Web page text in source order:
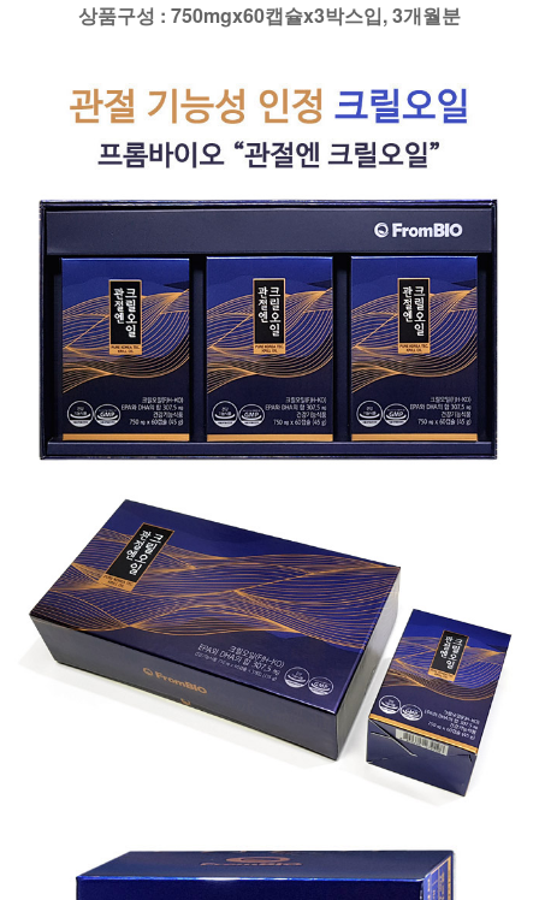
상품구성 : 750mgx60캡슐x3박스입, 3개월분